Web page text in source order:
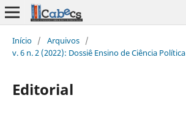
Início / Arquivos /
v. 6 n. 2 (2022): Dossiê Ensino de Ciência Política
Editorial